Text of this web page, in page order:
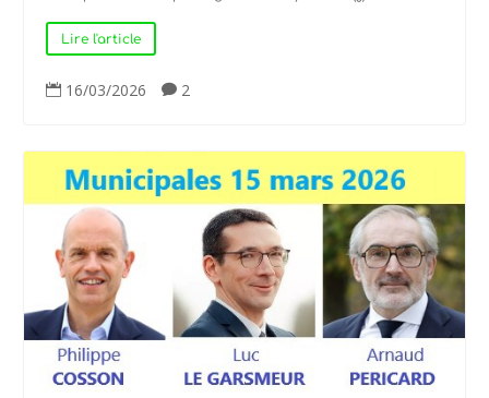
Lire l'article
 16/03/2026  2